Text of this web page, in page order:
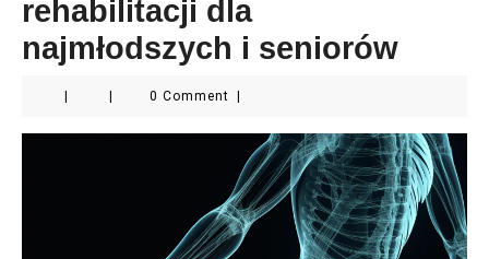
rehabilitacji dla
najmłodszych i seniorów
0 Comment